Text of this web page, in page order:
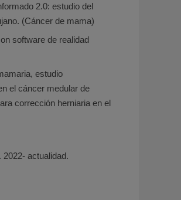
2.0: estudio del
(Cáncer de mama)
software de realidad
estudio
el cáncer medular de
corrección herniaria en el
actualidad.